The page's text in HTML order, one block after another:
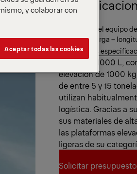
Hidráulica del equipo
Centro de carga –
Ver todas las
La MBB V 1000 L,
elevación de 1000
de entre 5 y 15
utilizan
logística. Gracias a
sus materiales de
las plataformas
ligeras de su
Solicitar presupuesto
y colaborar con
Aceptar todas las cookies